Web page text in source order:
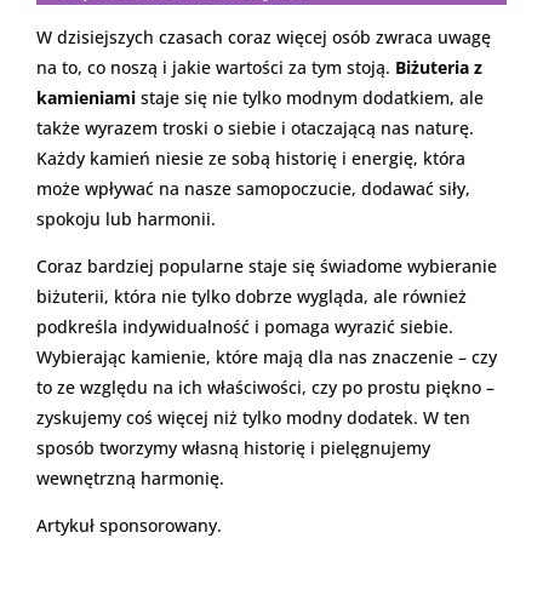
W dzisiejszych czasach coraz więcej osób zwraca uwagę
na to, co noszą i jakie wartości za tym stoją. Biżuteria z
kamieniami staje się nie tylko modnym dodatkiem, ale
także wyrazem troski o siebie i otaczającą nas naturę.
Każdy kamień niesie ze sobą historię i energię, która
może wpływać na nasze samopoczucie, dodawać siły,
spokoju lub harmonii.
Coraz bardziej popularne staje się świadome wybieranie
biżuterii, która nie tylko dobrze wygląda, ale również
podkreśla indywidualność i pomaga wyrazić siebie.
Wybierając kamienie, które mają dla nas znaczenie – czy
to ze względu na ich właściwości, czy po prostu piękno –
zyskujemy coś więcej niż tylko modny dodatek. W ten
sposób tworzymy własną historię i pielęgnujemy
wewnętrzną harmonię.
Artykuł sponsorowany.